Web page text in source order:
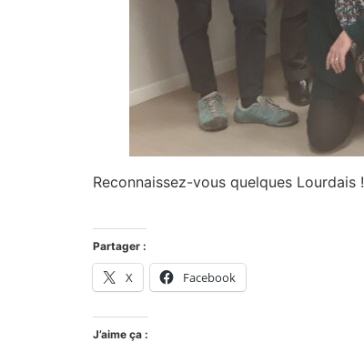
Reconnaissez-vous quelques Lourdais !
Partager :
X Facebook
J’aime ça :